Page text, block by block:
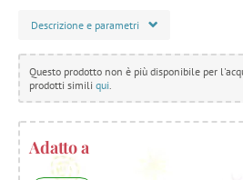
Descrizione e parametri
Questo prodotto non è più disponibile per
prodotti simili qui
Adatto a